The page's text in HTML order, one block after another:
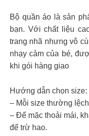
Bộ quần áo là sản
bạn. Với chất liệu
trang nhã nhưng vô
nhạy cảm của bé,
khi gói hàng giao
Hướng dẫn chọn size:
– Mỗi size thường
– Để mặc thoải mái,
để trừ hao.